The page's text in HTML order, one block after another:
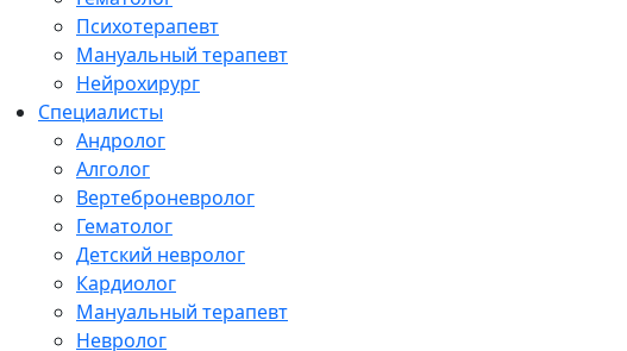
Психотерапевт
Мануальный терапевт
Нейрохирург
Специалисты
Андролог
Алголог
Вертеброневролог
Гематолог
Детский невролог
Кардиолог
Мануальный терапевт
Невролог